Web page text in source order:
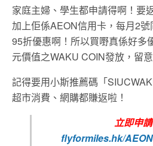
家庭主婦、學生都申請得啊！要
加上佢係AEON信用卡，每月2
95折優惠啊！所以買嘢真係好多
元價值之WAKU COIN發放，留
記得要用小斯推薦碼「
超市消費、網購都賺返啦！
立即申
flyformiles.hk/